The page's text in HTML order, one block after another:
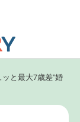
と最大7歳差”婚